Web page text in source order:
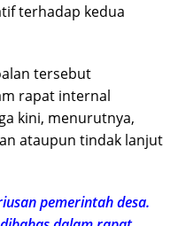
terhadap kedua
tersebut
rapat internal
kini, menurutnya,
ataupun tindak lanjut
pemerintah desa.